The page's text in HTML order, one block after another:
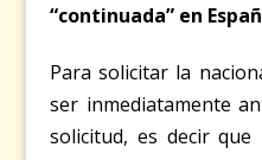
“continuada” en
Para solicitar la
ser inmediatamente
solicitud, es decir